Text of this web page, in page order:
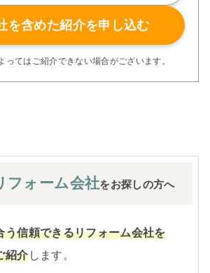
制」、豊富な実績に裏付けられた充実の
検査体制により高い施工品質を実現。
産のリフォームならではの充実の保証、
体制で工事後も安心です。
切なお住まいの再生を私たちにお任せく
を含めた紹介を申し込む
てはご紹介できない場合がございます。
フォーム会社をお探しの方へ
う信頼できるリフォーム会社を
紹介します。